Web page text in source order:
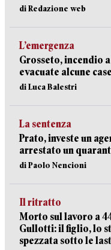
di Redazione web
L’emergenza
Grosseto, incendio
evacuate alcune
di Luca Balestri
La sentenza
Prato, investe un
arrestato un
di Paolo Nencioni
Il ritratto
Morto sul lavoro a
Gullotti: il figlio, lo
spezzata sotto le